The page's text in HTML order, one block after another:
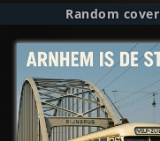
Random cover